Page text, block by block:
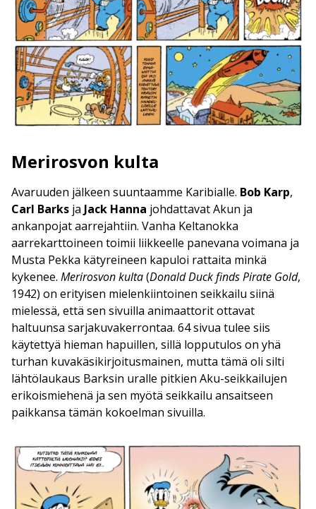
Merirosvon kulta
Avaruuden jälkeen suuntaamme Karibialle. Bob Karp,
Carl Barks ja Jack Hanna johdattavat Akun ja
ankanpojat aarrejahtiin. Vanha Keltanokka
aarrekarttoineen toimii liikkeelle panevana voimana ja
Musta Pekka kätyreineen kapuloi rattaita minkä
kykenee. Merirosvon kulta(Donald Duck finds Pirate Gold,
1942) on erityisen mielenkiintoinen seikkailu siinä
mielessä, että sen sivuilla animaattorit ottavat
haltuunsa sarjakuvakerrontaa. 64 sivua tulee siis
käytettyä hieman hapuillen, sillä lopputulos on yhä
turhan kuvakäsikirjoitusmainen, mutta tämä oli silti
lähtölaukaus Barksin uralle pitkien Aku-seikkailujen
erikoismiehenä ja sen myötä seikkailu ansaitseen
paikkansa tämän kokoelman sivuilla.